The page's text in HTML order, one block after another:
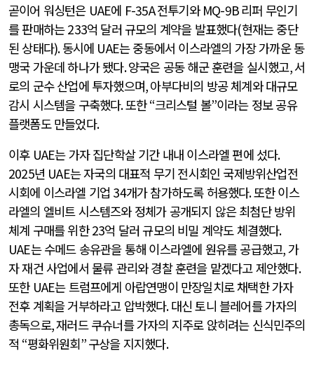
곧이어 워싱턴은 UAE에 F-35A전투기와MQ-9B리퍼 무인기
를 판매하는233억 달러 규모의 계약을 발표했다(현재는 중단
된 상태다).동시에 UAE는 중동에서 이스라엘의 가장 가까운 동
맹국 가운데 하나가 됐다.양국은 공동 해군 훈련을 실시했고,서
로의 군수 산업에 투자했으며,아부다비의 방공 체계와 대규모
감시 시스템을 구축했다.또한“크리스털 볼”이라는 정보 공유
플랫폼도 만들었다.
이후 UAE는 가자 집단학살 기간 내내 이스라엘 편에 섰다.
2025년 UAE는 자국의 대표적 무기 전시회인 국제방위산업전
시회에 이스라엘 기업 34개가 참가하도록 허용했다.또한 이스
라엘의 엘비트 시스템즈와 정체가 공개되지 않은 최첨단 방위
체계 구매를 위한23억 달러 규모의 비밀 계약도 체결했다.
UAE는 수메드 송유관을 통해 이스라엘에 원유를 공급했고,가
자 재건 사업에서 물류 관리와 경찰 훈련을 맡겠다고 제안했다.
또한 UAE는 트럼프에게 아랍연맹이 만장일치로 채택한 가자
전후 계획을 거부하라고 압박했다.대신 토니 블레어를 가자의
총독으로,재러드 쿠슈너를 가자의 지주로 앉히려는 신식민주의
적 “평화위원회”구상을 지지했다.